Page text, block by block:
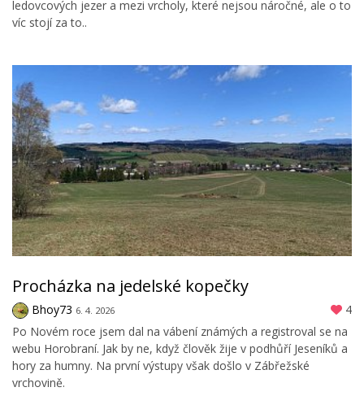
ledovcových jezer a mezi vrcholy, které nejsou náročné, ale o to
víc stojí za to..
Procházka na jedelské kopečky
Bhoy73 6. 4. 2026
4
Po Novém roce jsem dal na vábení známých a registroval se na
webu Horobraní. Jak by ne, když člověk žije v podhůří Jeseníků a
hory za humny. Na první výstupy však došlo v Zábřežské
vrchovině.